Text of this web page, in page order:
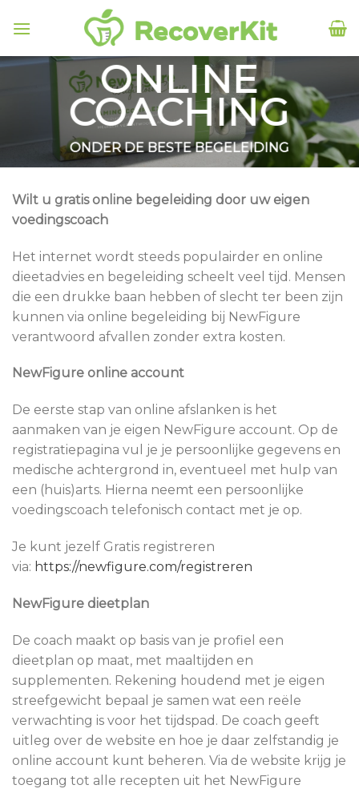
ONLINE
COACHING
ONDER DE BESTE BEGELEIDING
Wilt u gratis online begeleiding door uw eigen
voedingscoach
Het internet wordt steeds populairder en online
dieetadvies en begeleiding scheelt veel tijd. Mensen
die een drukke baan hebben of slecht ter been zijn
kunnen via online begeleiding bij NewFigure
verantwoord afvallen zonder extra kosten.
NewFigure online account
De eerste stap van online afslanken is het
aanmaken van je eigen NewFigure account. Op de
registratiepagina vul je je persoonlijke gegevens en
medische achtergrond in, eventueel met hulp van
een (huis)arts. Hierna neemt een persoonlijke
voedingscoach telefonisch contact met je op.
Je kunt jezelf Gratis registreren
via: https://newfigure.com/registreren
NewFigure dieetplan
De coach maakt op basis van je profiel een
dieetplan op maat, met maaltijden en
supplementen. Rekening houdend met je eigen
streefgewicht bepaal je samen wat een reële
verwachting is voor het tijdspad. De coach geeft
uitleg over de website en hoe je daar zelfstandig je
online account kunt beheren. Via de website krijg je
toegang tot alle recepten uit het NewFigure